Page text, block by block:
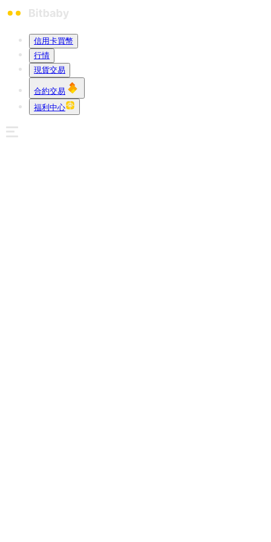
信用卡買幣
行情
現貨交易
合約交易
福利中心